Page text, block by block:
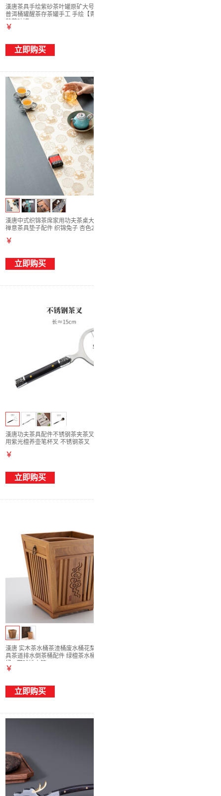
漢唐茶具手绘紫砂茶叶罐原矿大号茶盒储存罐
普洱桶罐醒茶存茶罐手工 手绘【青灰泥】仙
￥
立即购买
漢唐中式织锦茶席家用功夫茶桌大号桌旗茶道
禅意茶具垫子配件 织锦兔子 杏色200*28cm
￥
立即购买
漢唐功夫茶具配件不锈钢茶夹茶叉茶笔套装家
用紫光檀养壶笔杯叉 不锈钢茶叉
￥
立即购买
漢唐 实木茶水桶茶渣桶废水桶花梨木 功夫茶
具茶道排水倒茶桶配件 绿檀茶水桶(塑料茶水
￥
立即购买